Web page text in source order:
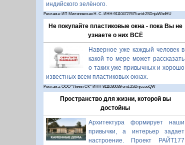
индийского зелёного.
Реклама: ИП Миляновская Н. С. ИНН:911104727675 erid:2SDnjeWbdHU
Не покупайте пластиковые окна - пока Вы не
узнаете о них ВСЁ
Наверное уже каждый человек в
какой то мере может рассказать
о таких уже привычных и хорошо
известных всем пластиковых окнах.
Реклама: ООО "Линия СК" ИНН 9111030039 erid:2SDnjccooQW
Пространство для жизни, которой вы
достойны
Архитектура формирует наши
привычки, а интерьер задает
настроение. Проект РАЙТ177